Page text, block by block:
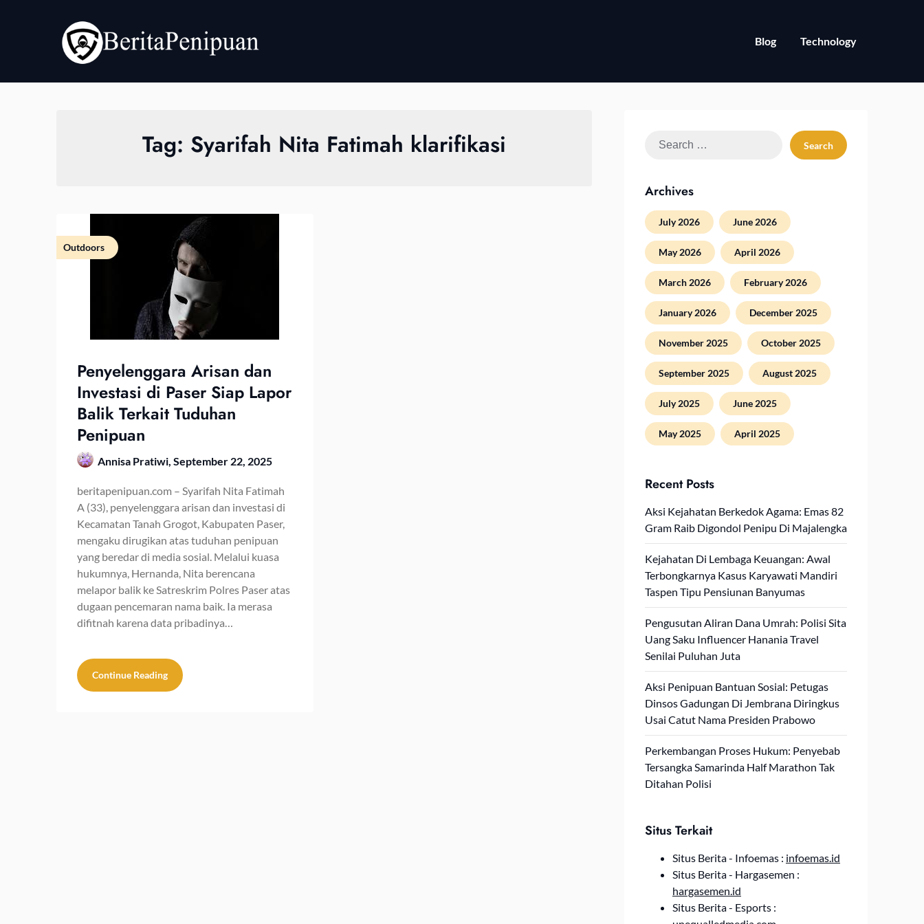
Blog Technology
Tag: Syarifah Nita Fatimah klarifikasi
Outdoors
Penyelenggara Arisan dan
Investasi di Paser Siap Lapor
Balik Terkait Tuduhan
Penipuan
Annisa Pratiwi, September 22, 2025
beritapenipuan.com – Syarifah Nita Fatimah
A (33), penyelenggara arisan dan investasi di
Kecamatan Tanah Grogot, Kabupaten Paser,
mengaku dirugikan atas tuduhan penipuan
yang beredar di media sosial. Melalui kuasa
hukumnya, Hernanda, Nita berencana
melapor balik ke Satreskrim Polres Paser atas
dugaan pencemaran nama baik. Ia merasa
difitnah karena data pribadinya…
Continue Reading
Search
Archives
July 2026 June 2026
May 2026 April 2026
March 2026 February 2026
January 2026 December 2025
November 2025 October 2025
September 2025 August 2025
July 2025 June 2025
May 2025 April 2025
Recent Posts
Aksi Kejahatan Berkedok Agama: Emas 82
Gram Raib Digondol Penipu Di Majalengka
Kejahatan Di Lembaga Keuangan: Awal
Terbongkarnya Kasus Karyawati Mandiri
Taspen Tipu Pensiunan Banyumas
Pengusutan Aliran Dana Umrah: Polisi Sita
Uang Saku Influencer Hanania Travel
Senilai Puluhan Juta
Aksi Penipuan Bantuan Sosial: Petugas
Dinsos Gadungan Di Jembrana Diringkus
Usai Catut Nama Presiden Prabowo
Perkembangan Proses Hukum: Penyebab
Tersangka Samarinda Half Marathon Tak
Ditahan Polisi
Situs Terkait
Situs Berita - Infoemas : infoemas.id
Situs Berita - Hargasemen :
hargasemen.id
Situs Berita - Esports :